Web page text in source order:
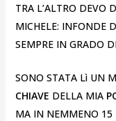
TRA L’ALTRO DEVO
MICHELE: INFONDE
SEMPRE IN GRADO
SONO STATA Lì UN
CHIAVE DELLA MIA
MA IN NEMMENO 15